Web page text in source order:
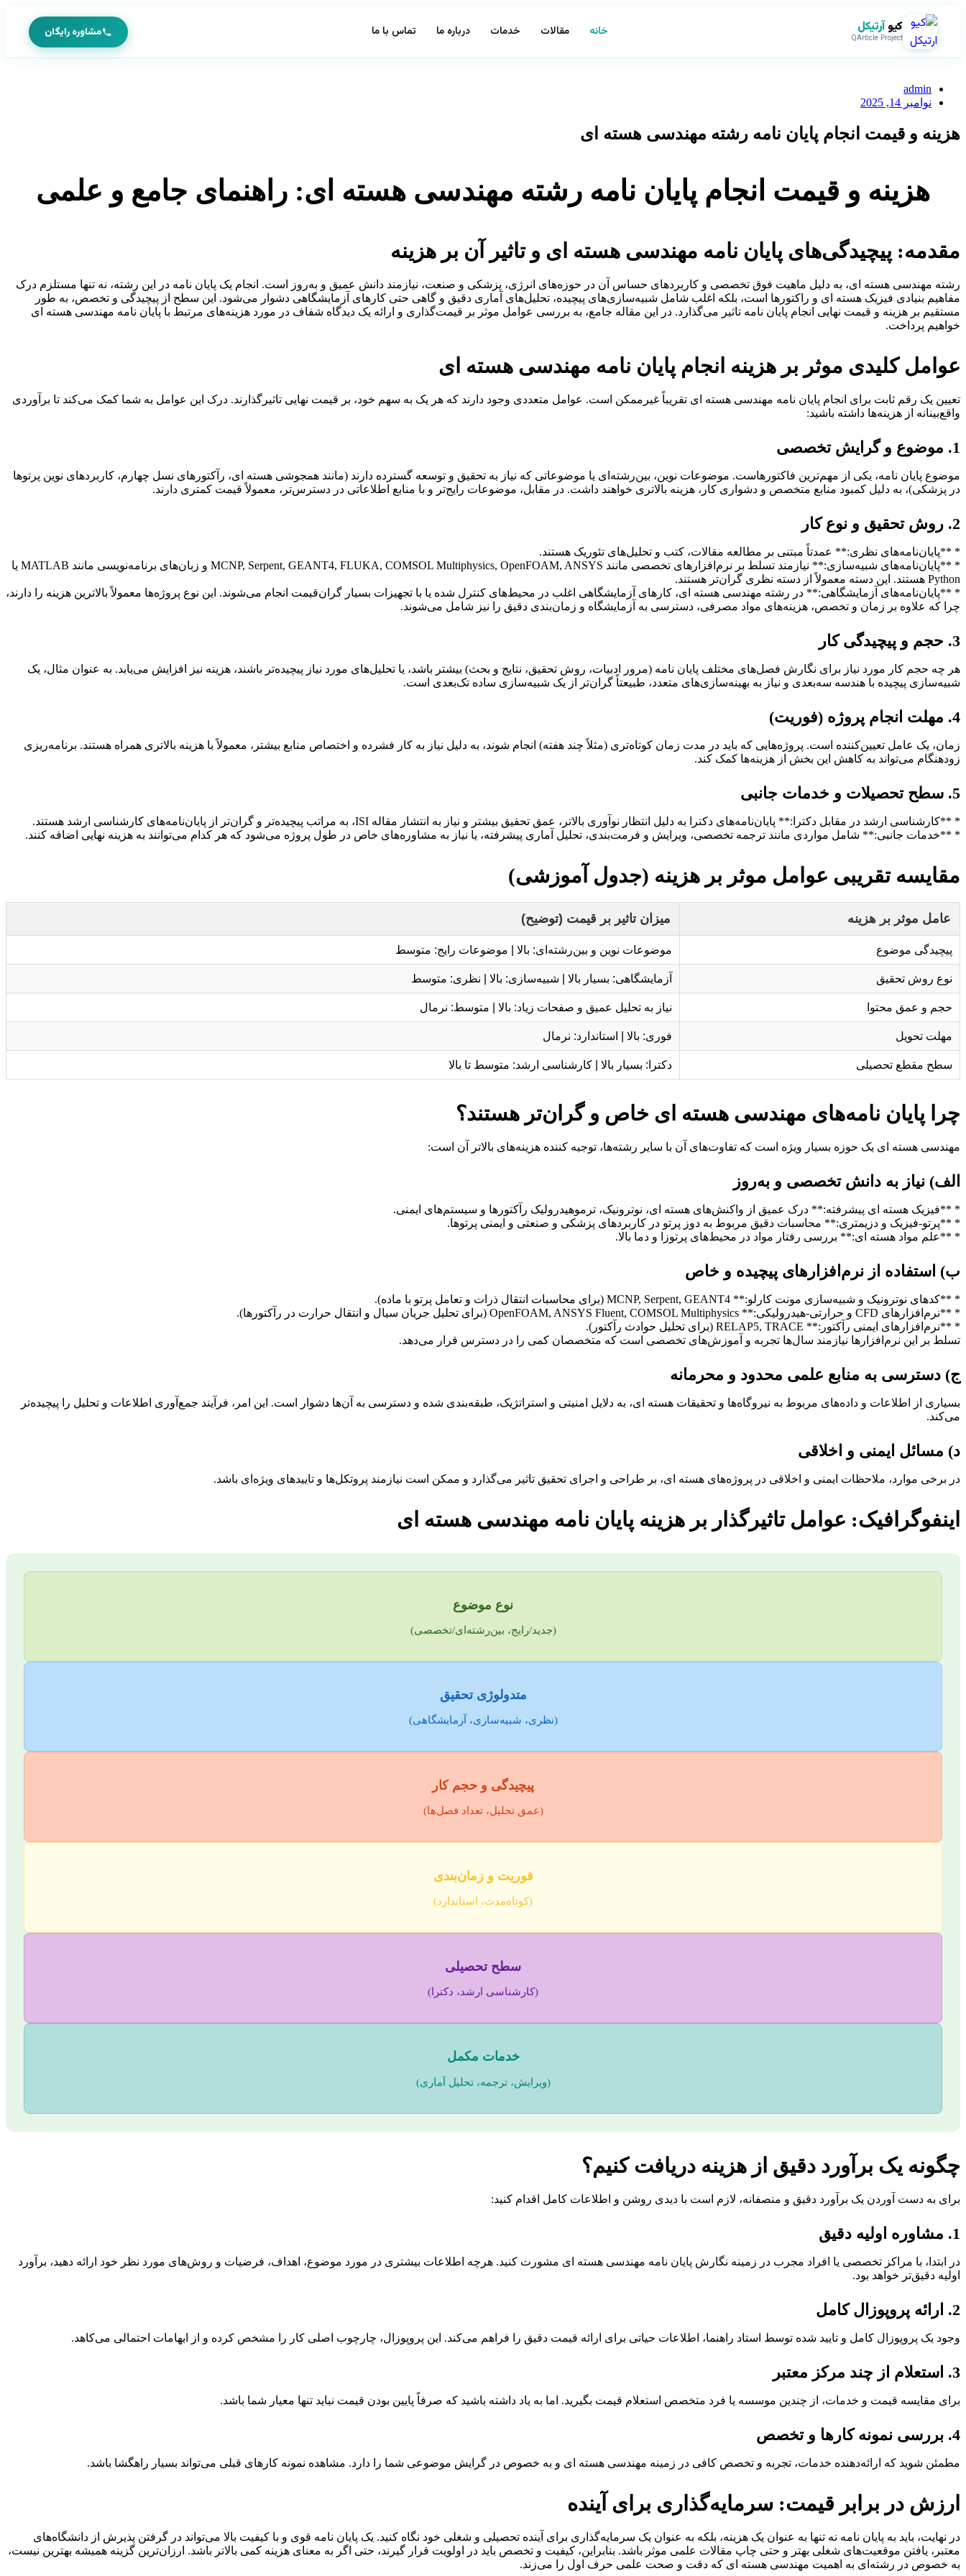
کیوآرتیکل
QArticle Project خانه مقالات خدمات درباره ما تماس با ما مشاوره رایگان
admin
نوامبر 14, 2025
هزینه و قیمت انجام پایان نامه رشته مهندسی هسته ای
هزینه و قیمت انجام پایان نامه رشته مهندسی هسته ای: راهنمای جامع و علمی
مقدمه: پیچیدگی‌های پایان نامه مهندسی هسته ای و تاثیر آن بر هزینه
رشته مهندسی هسته ای، به دلیل ماهیت فوق تخصصی و کاربردهای حساس آن در حوزه‌های انرژی، پزشکی و صنعت، نیازمند دانش عمیق و به‌روز است. انجام یک پایان نامه در این رشته، نه تنها مستلزم درک
مفاهیم بنیادی فیزیک هسته ای و راکتورها است، بلکه اغلب شامل شبیه‌سازی‌های پیچیده، تحلیل‌های آماری دقیق و گاهی حتی کارهای آزمایشگاهی دشوار می‌شود. این سطح از پیچیدگی و تخصص، به طور
مستقیم بر هزینه و قیمت نهایی انجام پایان نامه تاثیر می‌گذارد. در این مقاله جامع، به بررسی عوامل موثر بر قیمت‌گذاری و ارائه یک دیدگاه شفاف در مورد هزینه‌های مرتبط با پایان نامه مهندسی هسته ای
خواهیم پرداخت.
عوامل کلیدی موثر بر هزینه انجام پایان نامه مهندسی هسته ای
تعیین یک رقم ثابت برای انجام پایان نامه مهندسی هسته ای تقریباً غیرممکن است. عوامل متعددی وجود دارند که هر یک به سهم خود، بر قیمت نهایی تاثیرگذارند. درک این عوامل به شما کمک می‌کند تا برآوردی
واقع‌بینانه از هزینه‌ها داشته باشید:
1. موضوع و گرایش تخصصی
موضوع پایان نامه، یکی از مهم‌ترین فاکتورهاست. موضوعات نوین، بین‌رشته‌ای یا موضوعاتی که نیاز به تحقیق و توسعه گسترده دارند (مانند همجوشی هسته ای، رآکتورهای نسل چهارم، کاربردهای نوین پرتوها
در پزشکی)، به دلیل کمبود منابع متخصص و دشواری کار، هزینه بالاتری خواهند داشت. در مقابل، موضوعات رایج‌تر و با منابع اطلاعاتی در دسترس‌تر، معمولاً قیمت کمتری دارند.
2. روش تحقیق و نوع کار
* **پایان‌نامه‌های نظری:** عمدتاً مبتنی بر مطالعه مقالات، کتب و تحلیل‌های تئوریک هستند.
* **پایان‌نامه‌های شبیه‌سازی:** نیازمند تسلط بر نرم‌افزارهای تخصصی مانند MCNP, Serpent, GEANT4, FLUKA, COMSOL Multiphysics, OpenFOAM, ANSYS و زبان‌های برنامه‌نویسی مانند MATLAB یا
Python هستند. این دسته معمولاً از دسته نظری گران‌تر هستند.
* **پایان‌نامه‌های آزمایشگاهی:** در رشته مهندسی هسته ای، کارهای آزمایشگاهی اغلب در محیط‌های کنترل شده یا با تجهیزات بسیار گران‌قیمت انجام می‌شوند. این نوع پروژه‌ها معمولاً بالاترین هزینه را دارند،
چرا که علاوه بر زمان و تخصص، هزینه‌های مواد مصرفی، دسترسی به آزمایشگاه و زمان‌بندی دقیق را نیز شامل می‌شوند.
3. حجم و پیچیدگی کار
هر چه حجم کار مورد نیاز برای نگارش فصل‌های مختلف پایان نامه (مرور ادبیات، روش تحقیق، نتایج و بحث) بیشتر باشد، یا تحلیل‌های مورد نیاز پیچیده‌تر باشند، هزینه نیز افزایش می‌یابد. به عنوان مثال، یک
شبیه‌سازی پیچیده با هندسه سه‌بعدی و نیاز به بهینه‌سازی‌های متعدد، طبیعتاً گران‌تر از یک شبیه‌سازی ساده تک‌بعدی است.
4. مهلت انجام پروژه (فوریت)
زمان، یک عامل تعیین‌کننده است. پروژه‌هایی که باید در مدت زمان کوتاه‌تری (مثلاً چند هفته) انجام شوند، به دلیل نیاز به کار فشرده و اختصاص منابع بیشتر، معمولاً با هزینه بالاتری همراه هستند. برنامه‌ریزی
زودهنگام می‌تواند به کاهش این بخش از هزینه‌ها کمک کند.
5. سطح تحصیلات و خدمات جانبی
* **کارشناسی ارشد در مقابل دکترا:** پایان‌نامه‌های دکترا به دلیل انتظار نوآوری بالاتر، عمق تحقیق بیشتر و نیاز به انتشار مقاله ISI، به مراتب پیچیده‌تر و گران‌تر از پایان‌نامه‌های کارشناسی ارشد هستند.
* **خدمات جانبی:** شامل مواردی مانند ترجمه تخصصی، ویرایش و فرمت‌بندی، تحلیل آماری پیشرفته، یا نیاز به مشاوره‌های خاص در طول پروژه می‌شود که هر کدام می‌توانند به هزینه نهایی اضافه کنند.
مقایسه تقریبی عوامل موثر بر هزینه (جدول آموزشی)
عامل موثر بر هزینه میزان تاثیر بر قیمت (توضیح)
پیچیدگی موضوع موضوعات نوین و بین‌رشته‌ای: بالا | موضوعات رایج: متوسط
نوع روش تحقیق آزمایشگاهی: بسیار بالا | شبیه‌سازی: بالا | نظری: متوسط
حجم و عمق محتوا نیاز به تحلیل عمیق و صفحات زیاد: بالا | متوسط: نرمال
مهلت تحویل فوری: بالا | استاندارد: نرمال
سطح مقطع تحصیلی دکترا: بسیار بالا | کارشناسی ارشد: متوسط تا بالا
چرا پایان نامه‌های مهندسی هسته ای خاص و گران‌تر هستند؟
مهندسی هسته ای یک حوزه بسیار ویژه است که تفاوت‌های آن با سایر رشته‌ها، توجیه کننده هزینه‌های بالاتر آن است:
الف) نیاز به دانش تخصصی و به‌روز
* **فیزیک هسته ای پیشرفته:** درک عمیق از واکنش‌های هسته ای، نوترونیک، ترموهیدرولیک رآکتورها و سیستم‌های ایمنی.
* **پرتو-فیزیک و دزیمتری:** محاسبات دقیق مربوط به دوز پرتو در کاربردهای پزشکی و صنعتی و ایمنی پرتوها.
* **علم مواد هسته ای:** بررسی رفتار مواد در محیط‌های پرتوزا و دما بالا.
ب) استفاده از نرم‌افزارهای پیچیده و خاص
* **کدهای نوترونیک و شبیه‌سازی مونت کارلو:** MCNP, Serpent, GEANT4 (برای محاسبات انتقال ذرات و تعامل پرتو با ماده).
* **نرم‌افزارهای CFD و حرارتی-هیدرولیکی:** OpenFOAM, ANSYS Fluent, COMSOL Multiphysics (برای تحلیل جریان سیال و انتقال حرارت در رآکتورها).
* **نرم‌افزارهای ایمنی رآکتور:** RELAP5, TRACE (برای تحلیل حوادث رآکتور).
تسلط بر این نرم‌افزارها نیازمند سال‌ها تجربه و آموزش‌های تخصصی است که متخصصان کمی را در دسترس قرار می‌دهد.
ج) دسترسی به منابع علمی محدود و محرمانه
بسیاری از اطلاعات و داده‌های مربوط به نیروگاه‌ها و تحقیقات هسته ای، به دلایل امنیتی و استراتژیک، طبقه‌بندی شده و دسترسی به آن‌ها دشوار است. این امر، فرآیند جمع‌آوری اطلاعات و تحلیل را پیچیده‌تر
می‌کند.
د) مسائل ایمنی و اخلاقی
در برخی موارد، ملاحظات ایمنی و اخلاقی در پروژه‌های هسته ای، بر طراحی و اجرای تحقیق تاثیر می‌گذارد و ممکن است نیازمند پروتکل‌ها و تاییدهای ویژه‌ای باشد.
اینفوگرافیک: عوامل تاثیرگذار بر هزینه پایان نامه مهندسی هسته ای
نوع موضوع
(جدید/رایج، بین‌رشته‌ای/تخصصی)
متدولوژی تحقیق
(نظری، شبیه‌سازی، آزمایشگاهی)
پیچیدگی و حجم کار
(عمق تحلیل، تعداد فصل‌ها)
فوریت و زمان‌بندی
(کوتاه‌مدت، استاندارد)
سطح تحصیلی
(کارشناسی ارشد، دکترا)
خدمات مکمل
(ویرایش، ترجمه، تحلیل آماری)
چگونه یک برآورد دقیق از هزینه دریافت کنیم؟
برای به دست آوردن یک برآورد دقیق و منصفانه، لازم است با دیدی روشن و اطلاعات کامل اقدام کنید:
1. مشاوره اولیه دقیق
در ابتدا، با مراکز تخصصی یا افراد مجرب در زمینه نگارش پایان نامه مهندسی هسته ای مشورت کنید. هرچه اطلاعات بیشتری در مورد موضوع، اهداف، فرضیات و روش‌های مورد نظر خود ارائه دهید، برآورد
اولیه دقیق‌تر خواهد بود.
2. ارائه پروپوزال کامل
وجود یک پروپوزال کامل و تایید شده توسط استاد راهنما، اطلاعات حیاتی برای ارائه قیمت دقیق را فراهم می‌کند. این پروپوزال، چارچوب اصلی کار را مشخص کرده و از ابهامات احتمالی می‌کاهد.
3. استعلام از چند مرکز معتبر
برای مقایسه قیمت و خدمات، از چندین موسسه یا فرد متخصص استعلام قیمت بگیرید. اما به یاد داشته باشید که صرفاً پایین بودن قیمت نباید تنها معیار شما باشد.
4. بررسی نمونه کارها و تخصص
مطمئن شوید که ارائه‌دهنده خدمات، تجربه و تخصص کافی در زمینه مهندسی هسته ای و به خصوص در گرایش موضوعی شما را دارد. مشاهده نمونه کارهای قبلی می‌تواند بسیار راهگشا باشد.
ارزش در برابر قیمت: سرمایه‌گذاری برای آینده
در نهایت، باید به پایان نامه نه تنها به عنوان یک هزینه، بلکه به عنوان یک سرمایه‌گذاری برای آینده تحصیلی و شغلی خود نگاه کنید. یک پایان نامه قوی و با کیفیت بالا می‌تواند در گرفتن پذیرش از دانشگاه‌های
معتبر، یافتن موقعیت‌های شغلی بهتر و حتی چاپ مقالات علمی موثر باشد. بنابراین، کیفیت و تخصص باید در اولویت قرار گیرند، حتی اگر به معنای هزینه کمی بالاتر باشد. ارزان‌ترین گزینه همیشه بهترین نیست،
به خصوص در رشته‌ای به اهمیت مهندسی هسته ای که دقت و صحت علمی حرف اول را می‌زند.